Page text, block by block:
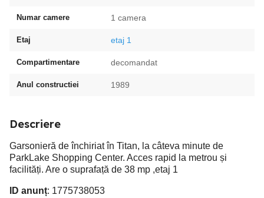
Numar camere 1 camera
Etaj etaj 1
Compartimentare decomandat
Anul constructiei 1989
Descriere
Garsonieră de închiriat în Titan, la câteva minute de
ParkLake Shopping Center. Acces rapid la metrou și
facilități. Are o suprafață de 38 mp ,etaj 1
ID anunț: 1775738053